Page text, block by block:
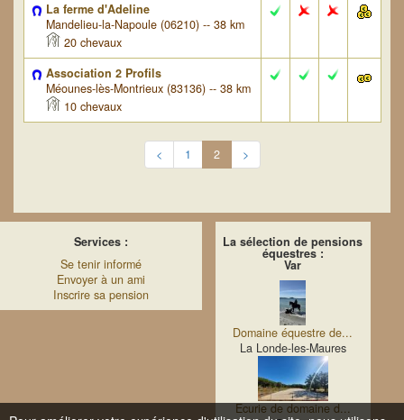
La ferme d'Adeline
Mandelieu-la-Napoule (06210) -- 38 km
20 chevaux
Association 2 Profils
Méounes-lès-Montrieux (83136) -- 38 km
10 chevaux
< 1 2 >
Services :
Se tenir informé
Envoyer à un ami
Inscrire sa pension
La sélection de pensions
équestres :
Var
Domaine équestre de...
La Londe-les-Maures
Ecurie de domaine d...